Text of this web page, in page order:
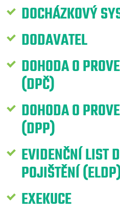
DOCHÁZKOVÝ
DODAVATEL
DOHODA O
(DPČ)
DOHODA O
(DPP)
EVIDENČNÍ LIST
POJIŠTĚNÍ
EXEKUCE